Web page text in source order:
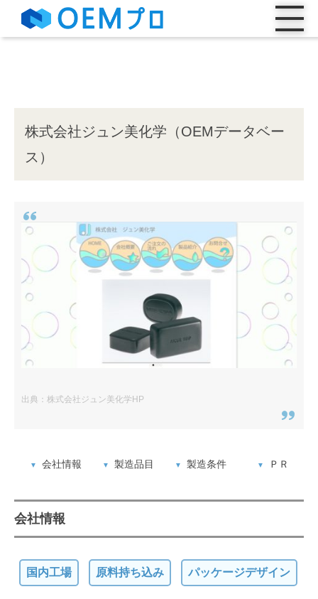
株式会社ジュン美化学（OEMデータベー
ス）
出典：株式会社ジュン美化学HP
会社情報 製造品目 製造条件 ＰＲ
会社情報
国内工場 原料持ち込み パッケージデザイン